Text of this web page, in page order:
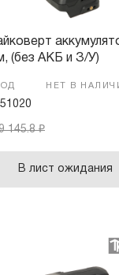
(без АКБ и З/У)
НЕТ В
145.8₽
В лист ожидания